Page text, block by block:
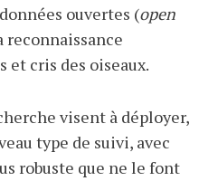
ouvertes (open
reconnaissance
et cris des oiseaux.
visent à déployer,
type de suivi, avec
robuste que ne le font